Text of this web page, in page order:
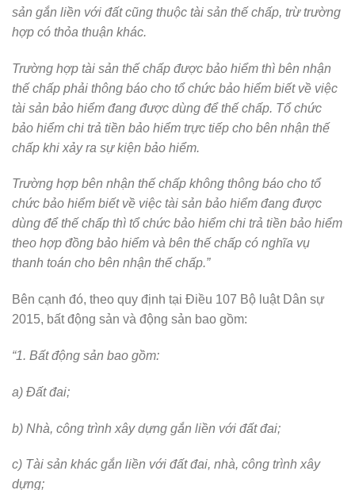
sản gắn liền với đất cũng thuộc tài sản thế chấp, trừ trường
hợp có thỏa thuận khác.
Trường hợp tài sản thế chấp được bảo hiểm thì bên nhận
thế chấp phải thông báo cho tổ chức bảo hiểm biết về việc
tài sản bảo hiểm đang được dùng để thế chấp. Tổ chức
bảo hiểm chi trả tiền bảo hiểm trực tiếp cho bên nhận thế
chấp khi xảy ra sự kiện bảo hiểm.
Trường hợp bên nhận thế chấp không thông báo cho tổ
chức bảo hiểm biết về việc tài sản bảo hiểm đang được
dùng để thế chấp thì tổ chức bảo hiểm chi trả tiền bảo hiểm
theo hợp đồng bảo hiểm và bên thế chấp có nghĩa vụ
thanh toán cho bên nhận thế chấp.”
Bên cạnh đó, theo quy định tại Điều 107 Bộ luật Dân sự
2015, bất động sản và động sản bao gồm:
“1. Bất động sản bao gồm:
a) Đất đai;
b) Nhà, công trình xây dựng gắn liền với đất đai;
c) Tài sản khác gắn liền với đất đai, nhà, công trình xây
dựng;